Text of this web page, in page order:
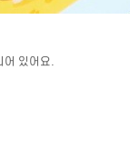
어 있어요.